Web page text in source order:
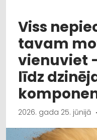
Viss
tavam
vienuviet
līdz
2026. gada 25. jūnijā